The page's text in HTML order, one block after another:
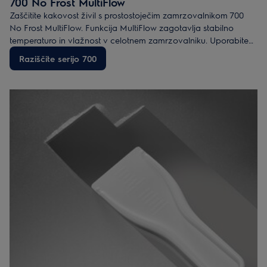
Zaščitite kakovost živil s prostostoječim zamrzovalnikom 700
No Frost MultiFlow. Funkcija MultiFlow zagotavlja stabilno
temperaturo in vlažnost v celotnem zamrzovalniku. Uporabite
funkcijo hitrega zamrzovanja za boljše ohranjanje kakovosti
živil in jih nikoli več ne odmrzujte.
Raziščite serijo 700